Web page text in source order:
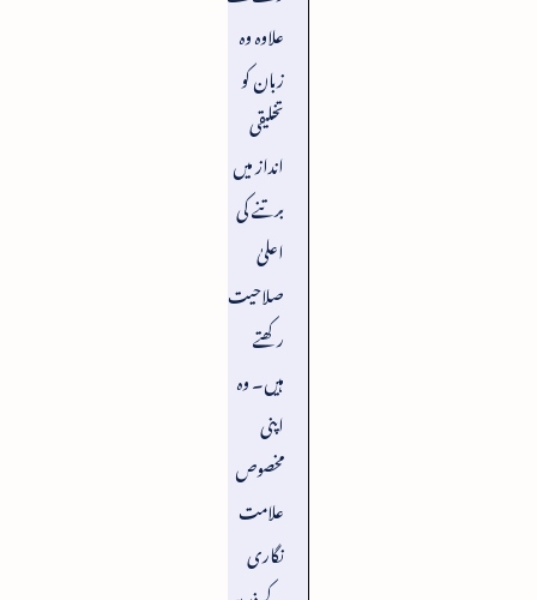
علاوہ وہ
زبان کو
تخلیقی
انداز میں
برتنے کی
اعلیٰ
صلاحیت
رکھتے
ہیں۔ وہ
اپنی
مخصوص
علامت
نگاری